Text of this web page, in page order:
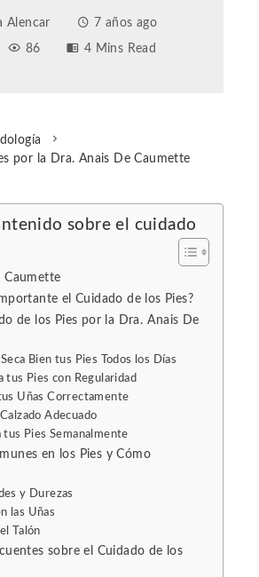
Alencar
7 años ago
86
4 Mins Read
por la Dra. Anais De Caumette
sobre el cuidado
Caumette
el Cuidado de los Pies?
de los Pies por la Dra. Anais De
Bien tus Pies Todos los Días
tus Pies con Regularidad
Uñas Correctamente
Adecuado
tus Pies Semanalmente
en los Pies y Cómo
y Durezas
las Uñas
Talón
sobre el Cuidado de los